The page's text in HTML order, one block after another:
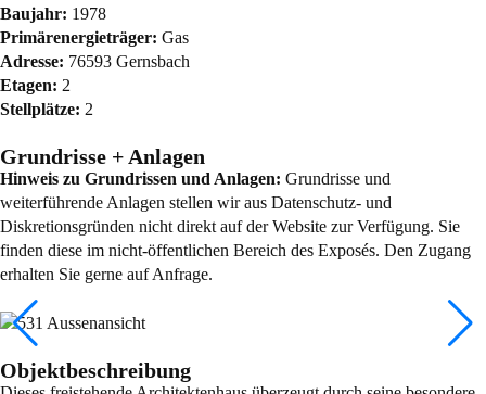
Baujahr: 1978
Primärenergieträger: Gas
Adresse: 76593 Gernsbach
Etagen: 2
Stellplätze: 2
Grundrisse + Anlagen
Hinweis zu Grundrissen und Anlagen: Grundrisse und
weiterführende Anlagen stellen wir aus Datenschutz- und
Diskretionsgründen nicht direkt auf der Website zur Verfügung. Sie
finden diese im nicht-öffentlichen Bereich des Exposés. Den Zugang
erhalten Sie gerne auf Anfrage.
Objektbeschreibung